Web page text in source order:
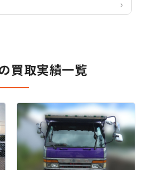
買取実績一覧